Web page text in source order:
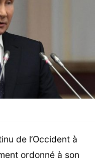
de l’Occident à
ordonné à son